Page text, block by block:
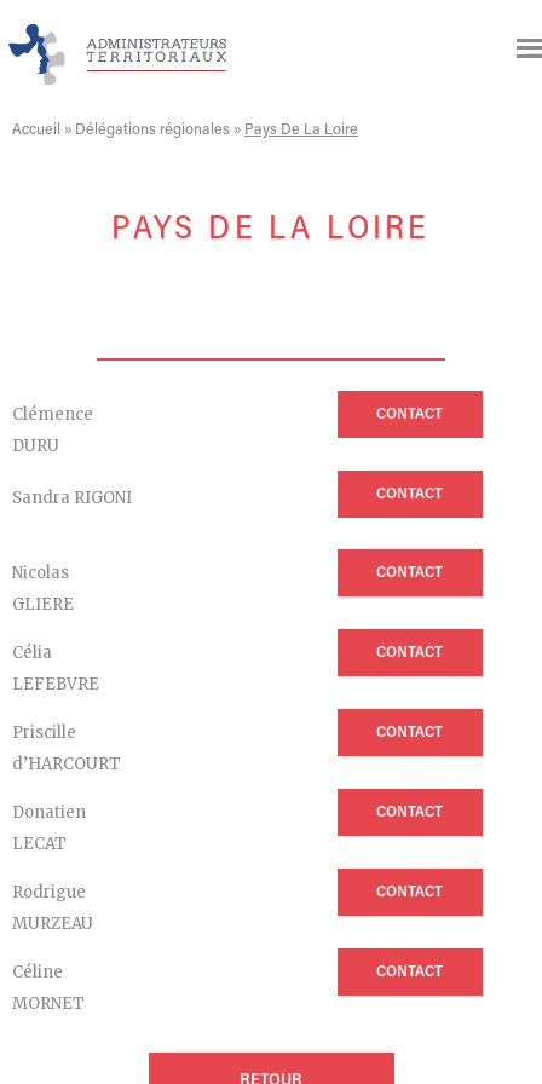
Accueil » Délégations régionales » Pays De La Loire
PAYS DE LA LOIRE
Clémence
DURU
CONTACT
Sandra RIGONI CONTACT
Nicolas
GLIERE
CONTACT
Célia
LEFEBVRE
CONTACT
Priscille
d’HARCOURT
CONTACT
Donatien
LECAT
CONTACT
Rodrigue
MURZEAU
CONTACT
Céline
MORNET
CONTACT